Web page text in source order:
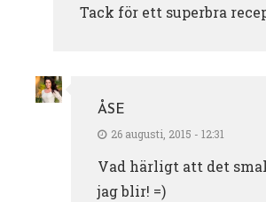
Tack för ett superbra
ÅSE
26 augusti, 2015 - 12:31
Vad härligt att det
jag blir! =)